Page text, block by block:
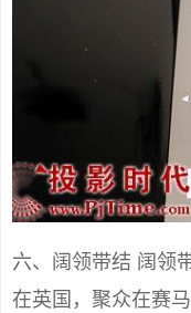
六、阔领带结 阔领
在英国，聚众在赛